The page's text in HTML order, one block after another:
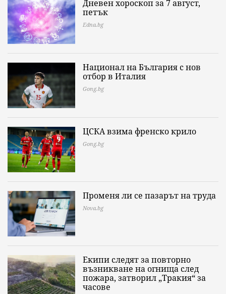
Дневен хороскоп за 7 август,
петък
Edna.bg
Национал на България с нов
отбор в Италия
Gong.bg
ЦСКА взима френско крило
Gong.bg
Променя ли се пазарът на труда
Nova.bg
Екипи следят за повторно
възникване на огнища след
пожара, затворил „Тракия“ за
часове